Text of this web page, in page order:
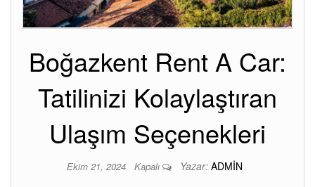
Boğazkent Rent A Car:
Tatilinizi Kolaylaştıran
Ulaşım Seçenekleri
Ekim 21, 2024 Kapalı Yazar: ADMIN